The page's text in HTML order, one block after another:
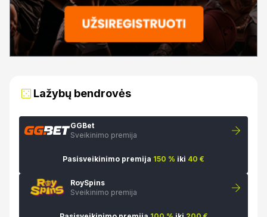
Lažybų bendrovės
GGBet
Sveikinimo premija
Pasisveikinimo premija 150 % iki 40 €
RoySpins
Sveikinimo premija